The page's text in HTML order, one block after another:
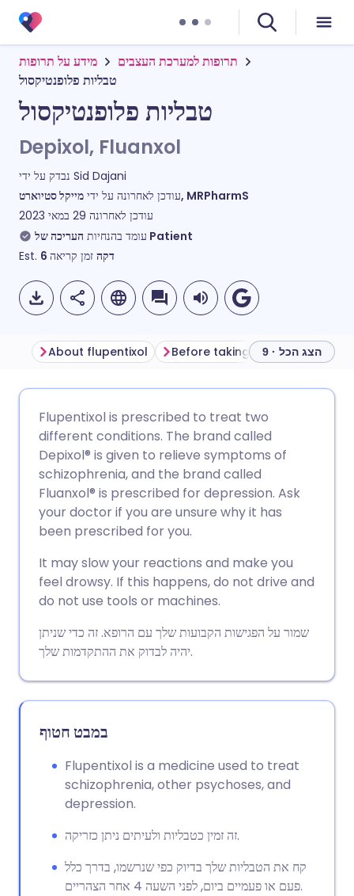
מידע על תרופות
תרופות למערכת העצבים
טבליות פלופנטיקסול
טבליות פלופנטיקסול
Depixol, Fluanxol
Sid Dajani
עודכן לאחרונה על ידימייקל סטיוארט, MRPharmS
עודכן לאחרונה 29 במאי 2023
עומד בהנחיות העריכה של Patient
Est. 6 דקה זמן קריאה
שתף דרך פייסבוק
שתף דרך לינקדאין
שתף דרך WhatsApp
העתק קישור
🇩🇪 Deutsch
🇪🇸 Español 🇫🇷 Français
🇮🇹 Italiano 🇵🇹
🇮🇳 हिन्दी
🇸🇦 عربي 🇸🇪 Svenska
About flupentixol Before taking flupentixol
הצג הכל · 9
Flupentixol is prescribed to treat two
different conditions. The brand called
Depixol® is given to relieve symptoms of
schizophrenia, and the brand called
Fluanxol® is prescribed for depression. Ask
your doctor if you are unsure why it has
been prescribed for you.
It may slow your reactions and make you
feel drowsy. If this happens, do not drive and
do not use tools or machines.
שמור על הפגישות הקבועות שלך עם הרופא. זה כדי שניתן
יהיה לבדוק את ההתקדמות שלך.
במבט חטוף
Flupentixol is a medicine used to treat
schizophrenia, other psychoses, and
depression.
זה זמין כטבליות ולעיתים ניתן כזריקה.
קח את הטבליות שלך בדיוק כפי שנרשמו, בדרך כלל
פעם או פעמיים ביום, לפני השעה 4 אחר הצהריים.